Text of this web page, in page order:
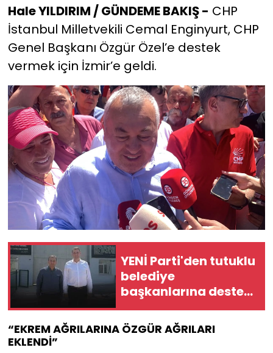
Hale YILDIRIM / GÜNDEME BAKIŞ - CHP
İstanbul Milletvekili Cemal Enginyurt, CHP
Genel Başkanı Özgür Özel’e destek
vermek için İzmir’e geldi.
YENİ Parti'den tutuklu
belediye
başkanlarına destek
ziyareti: "Yanlarında
olmaya devam
edeceğiz"
“EKREM AĞRILARINA ÖZGÜR AĞRILARI
EKLENDİ”
YEREL YÖNETİMLER
Yurt